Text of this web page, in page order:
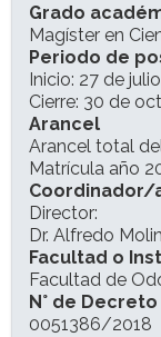
Grado
Magíster en
Periodo de
Inicio: 27 de
Cierre: 30 de
Arancel
Arancel total
Matrícula año
Coordinador/
Director:
Dr. Alfredo
Facultad o
Facultad de
N° de Decreto
0051386/2018